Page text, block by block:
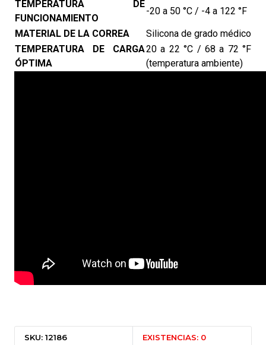
TEMPERATURA DE
FUNCIONAMIENTO
-20 a 50 °C / -4 a 122 °F
MATERIAL DE LA CORREA
Silicona de grado médico
TEMPERATURA DE CARGA
ÓPTIMA
20 a 22 °C / 68 a 72 °F
(temperatura ambiente)
SKU: 12186 EXISTENCIAS: 0